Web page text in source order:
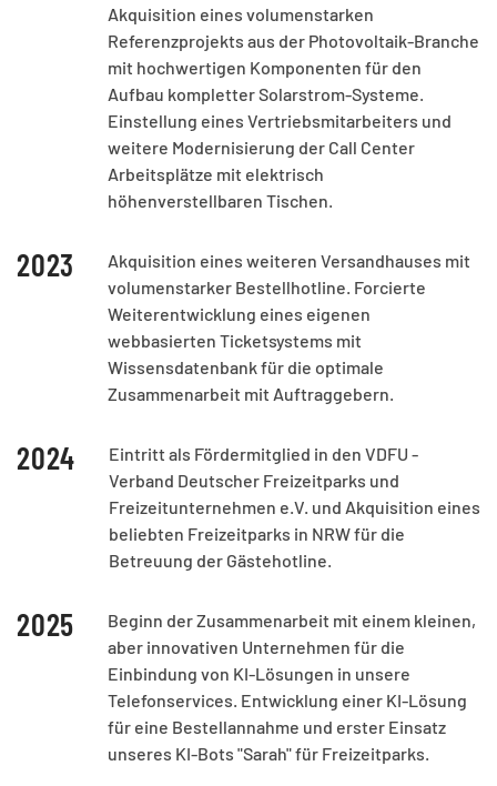
Akquisition eines volumenstarken
Referenzprojekts aus der Photovoltaik-Branche
mit hochwertigen Komponenten für den
Aufbau kompletter Solarstrom-Systeme.
Einstellung eines Vertriebsmitarbeiters und
weitere Modernisierung der Call Center
Arbeitsplätze mit elektrisch
höhenverstellbaren Tischen.
2023
Akquisition eines weiteren Versandhauses mit
volumenstarker Bestellhotline. Forcierte
Weiterentwicklung eines eigenen
webbasierten Ticketsystems mit
Wissensdatenbank für die optimale
Zusammenarbeit mit Auftraggebern.
2024
Eintritt als Fördermitglied in den VDFU -
Verband Deutscher Freizeitparks und
Freizeitunternehmen e.V. und Akquisition eines
beliebten Freizeitparks in NRW für die
Betreuung der Gästehotline.
2025
Beginn der Zusammenarbeit mit einem kleinen,
aber innovativen Unternehmen für die
Einbindung von KI-Lösungen in unsere
Telefonservices. Entwicklung einer KI-Lösung
für eine Bestellannahme und erster Einsatz
unseres KI-Bots "Sarah" für Freizeitparks.